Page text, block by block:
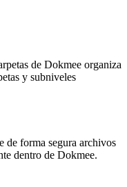
de Dokmee organiza
y subniveles
de forma segura archivos
dentro de Dokmee.